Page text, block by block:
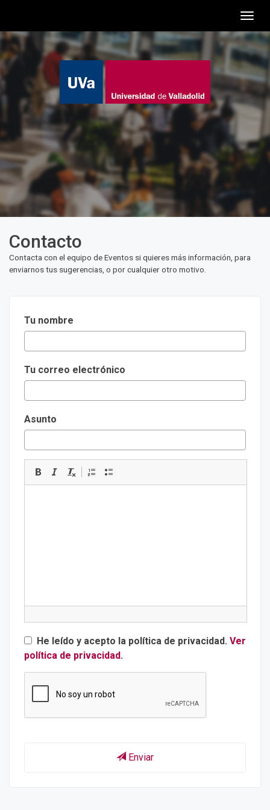
Contacto
Contacta con el equipo de Eventos si quieres más información, para
enviarnos tus sugerencias, o por cualquier otro motivo.
Tu nombre
Tu correo electrónico
Asunto
He leído y acepto la política de privacidad. Ver
política de privacidad.
Enviar